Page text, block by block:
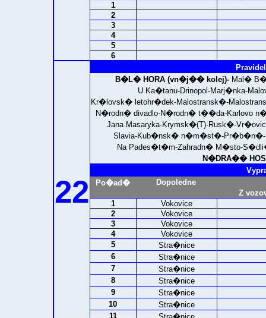
1
2
3
4
5
6
22
B�L� HORA (vn�j�� kolej)- Mal�
U Ka�tanu-Drinopol-Marj�nka-
Kr�lovsk� letohr�dek-Malostransk�-
N�rodn� divadlo-N�rodn� t��da-
Jana Masaryka-Krymsk�(T)-Rusk�-
Slavia-Kub�nsk� n�m�st�-Pr�b�n�-
Na Pades�t�m-Zahradn� M�sto-
N�DRA��
Po�ad�
Dopoledne
Z
1
Vokovice
2
Vokovice
3
Vokovice
4
Vokovice
5
Stra�nice
6
Stra�nice
7
Stra�nice
8
Stra�nice
9
Stra�nice
10
Stra�nice
11